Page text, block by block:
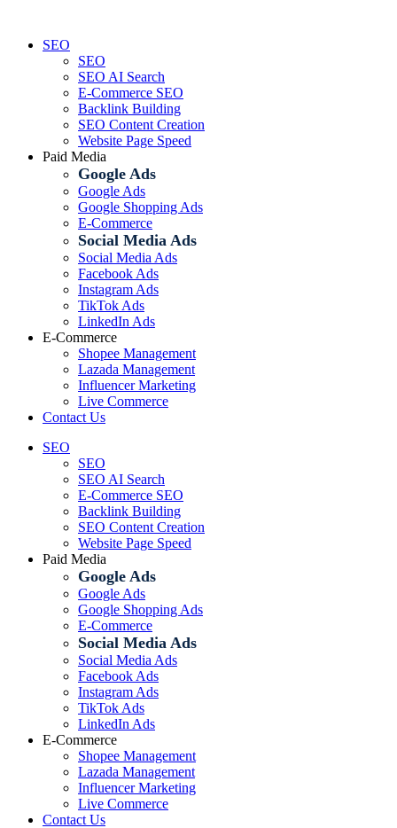
contentSEO
SEO
SEO AI Search
E-Commerce SEO
Backlink Building
SEO Content Creation
Website Page Speed
Paid Media
Google Ads
Google Ads
Google Shopping Ads
E-Commerce
Social Media Ads
Social Media Ads
Facebook Ads
Instagram Ads
TikTok Ads
LinkedIn Ads
E-Commerce
Shopee Management
Lazada Management
Influencer Marketing
Live Commerce
Contact Us
SEO
SEO
SEO AI Search
E-Commerce SEO
Backlink Building
SEO Content Creation
Website Page Speed
Paid Media
Google Ads
Google Ads
Google Shopping Ads
E-Commerce
Social Media Ads
Social Media Ads
Facebook Ads
Instagram Ads
TikTok Ads
LinkedIn Ads
E-Commerce
Shopee Management
Lazada Management
Influencer Marketing
Live Commerce
Contact Us